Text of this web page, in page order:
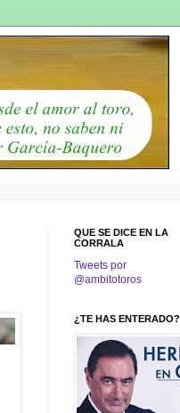
QUE SE DICE EN LA
CORRALA
Tweets por
@ambitotoros
¿TE HAS ENTERADO?